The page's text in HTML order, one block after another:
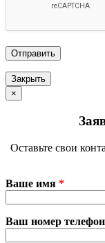
Закрыть
×
Оставьте свои
Ваше имя *
Ваш номер